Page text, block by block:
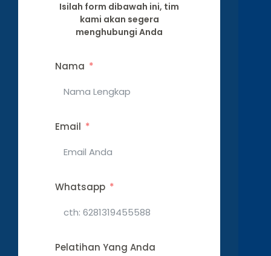
Isilah form dibawah ini, tim
kami akan segera
menghubungi Anda
Nama
Email
Whatsapp
Pelatihan Yang Anda